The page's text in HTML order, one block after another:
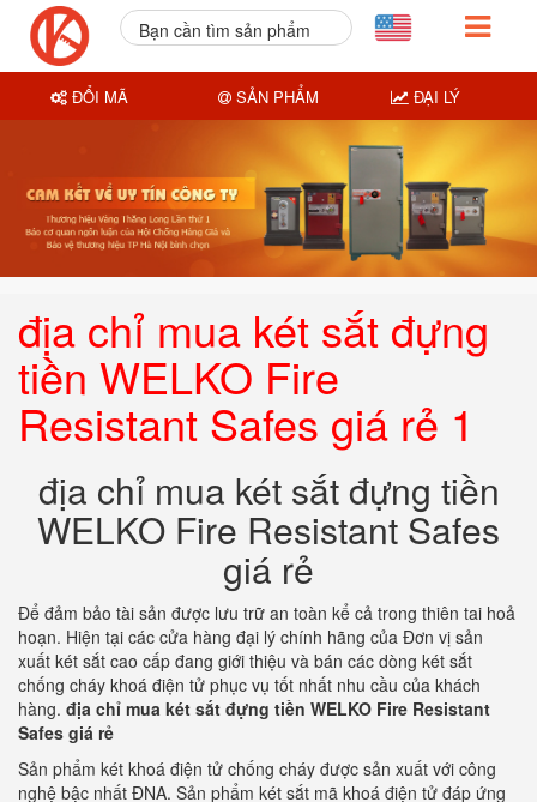
địa chỉ mua két sắt đựng
tiền WELKO Fire
Resistant Safes giá rẻ 1
địa chỉ mua két sắt đựng tiền
WELKO Fire Resistant Safes
giá rẻ
Để đảm bảo tài sản được lưu trữ an toàn kể cả trong thiên tai hoả
hoạn. Hiện tại các cửa hàng đại lý chính hãng của Đơn vị sản
xuất két sắt cao cấp đang giới thiệu và bán các dòng két sắt
chống cháy khoá điện tử phục vụ tốt nhất nhu cầu của khách
hàng. địa chỉ mua két sắt đựng tiền WELKO Fire Resistant
Safes giá rẻ
Sản phẩm két khoá điện tử chống cháy được sản xuất với công
nghệ bậc nhất ĐNA. Sản phẩm két sắt mã khoá điện tử đáp ứng
Bạn cần tìm sản phẩm
ĐỔI MÃ SẢN PHẨM ĐẠI LÝ